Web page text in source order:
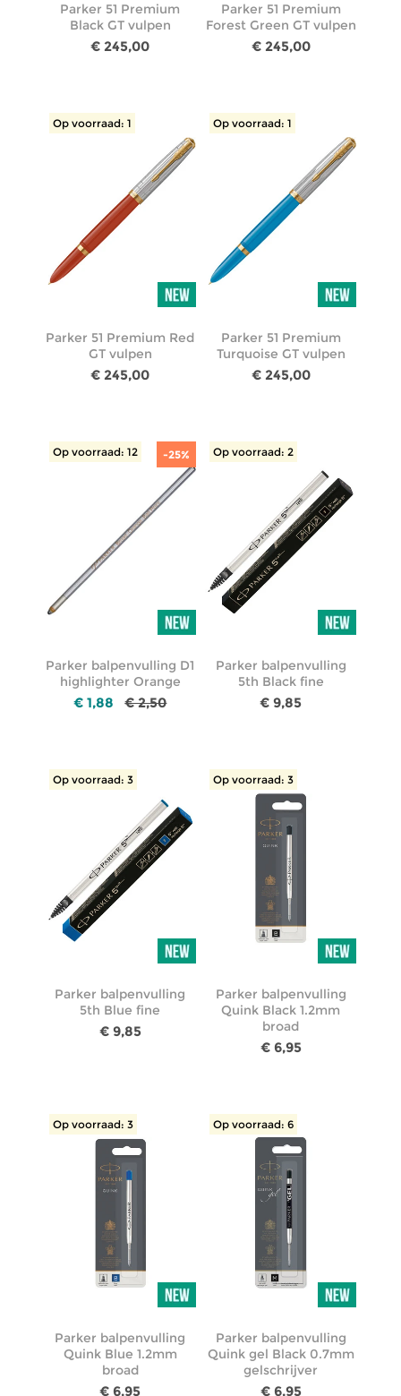
Parker 51 Premium
Black GT vulpen
€ 245,00
Parker 51 Premium
Forest Green GT vulpen
€ 245,00
Op voorraad: 1
Parker 51 Premium Red
GT vulpen
€ 245,00
Op voorraad: 1
Parker 51 Premium
Turquoise GT vulpen
€ 245,00
-25%
Op voorraad: 12
Parker balpenvulling D1
highlighter Orange
€ 1,88 € 2,50
Op voorraad: 2
Parker balpenvulling
5th Black fine
€ 9,85
Op voorraad: 3
Parker balpenvulling
5th Blue fine
€ 9,85
Op voorraad: 3
Parker balpenvulling
Quink Black 1.2mm
broad
€ 6,95
Op voorraad: 3
Parker balpenvulling
Quink Blue 1.2mm
broad
€ 6,95
Op voorraad: 6
Parker balpenvulling
Quink gel Black 0.7mm
gelschrijver
€ 6,95